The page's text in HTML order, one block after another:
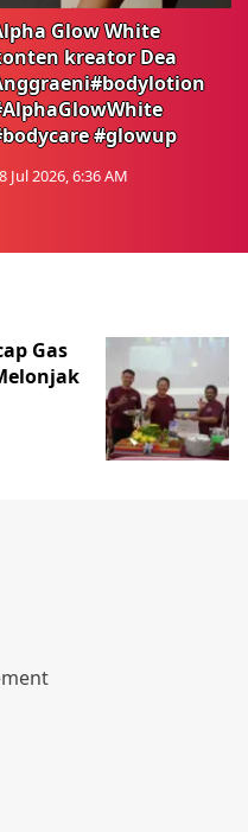
Glow White
kreator Dea
#glowup
Jul 2026, 6:36 AM
Gas